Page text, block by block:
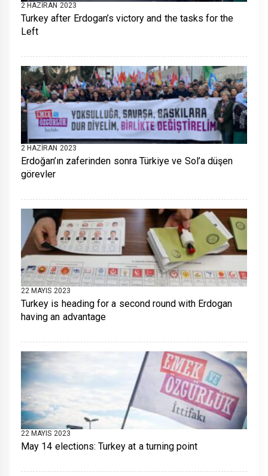
2 HAZIRAN 2023
Turkey after Erdogan’s victory and the tasks for the
Left
2 HAZIRAN 2023
Erdoğan’ın zaferinden sonra Türkiye ve Sol’a düşen
görevler
22 MAYIS 2023
Turkey is heading for a second round with Erdogan
having an advantage
22 MAYIS 2023
May 14 elections: Turkey at a turning point